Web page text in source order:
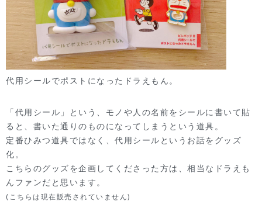
代用シールでポストになったドラえもん。
「代用シール」という、モノや人の名前をシールに書いて貼
ると、書いた通りのものになってしまうという道具。
定番ひみつ道具ではなく、代用シールというお話をグッズ
化。
こちらのグッズを企画してくださった方は、相当なドラえも
んファンだと思います。
(こちらは現在販売されていません)